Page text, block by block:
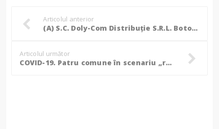
Articolul anterior
(A) S.C. Doly-Com Distribuție S.R.L. Botoșani-Abator Roma angajează
Articolul următor
COVID-19. Patru comune în scenariu „roșu”. Rata de infectare în municipiul Botoșani a scăzut la 2,99